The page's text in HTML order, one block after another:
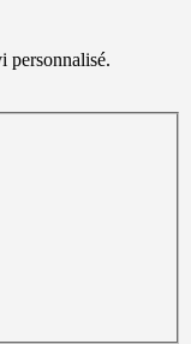
personnalisé.